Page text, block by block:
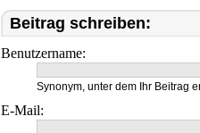
Beitrag schreiben:
Benutzername:
Synonym, unter dem Ihr Beitrag
E-Mail: